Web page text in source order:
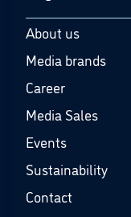
About us
Media brands
Career
Media Sales
Events
Sustainability
Contact